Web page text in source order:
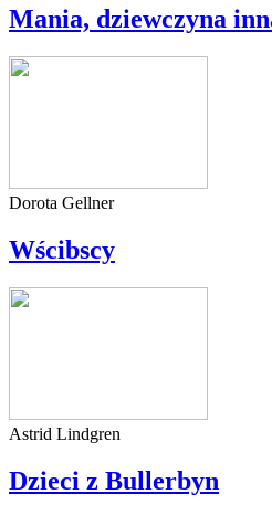
Mania, dziewczyna
Dorota Gellner
Wścibscy
Astrid Lindgren
Dzieci z Bullerbyn